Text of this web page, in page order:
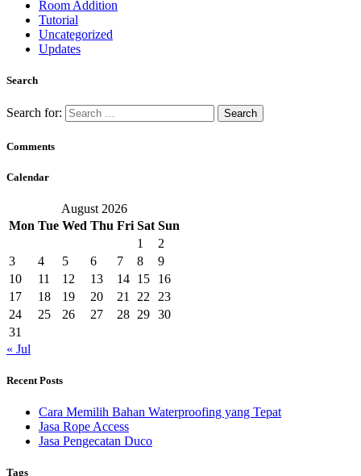
Room Addition
Tutorial
Uncategorized
Updates
Search
Search for:
Comments
Calendar
August 2026
Mon Tue Wed Thu Fri Sat Sun
1
2
3
4 5 6 7 8
9
10
11 12 13 14 15
16
17
18 19 20 21 22
23
24
25 26 27 28 29 30
31
« Jul
Recent Posts
Cara Memilih Bahan Waterproofing yang Tepat
Jasa Rope Access
Jasa Pengecatan Duco
Tags